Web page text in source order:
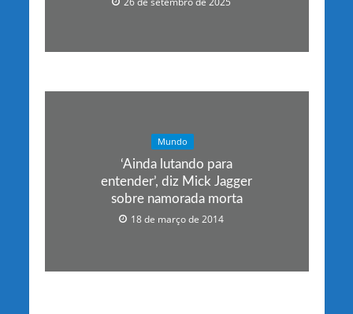
Mundo
‘Ainda lutando para
entender’, diz Mick Jagger
sobre namorada morta
18 de março de 2014